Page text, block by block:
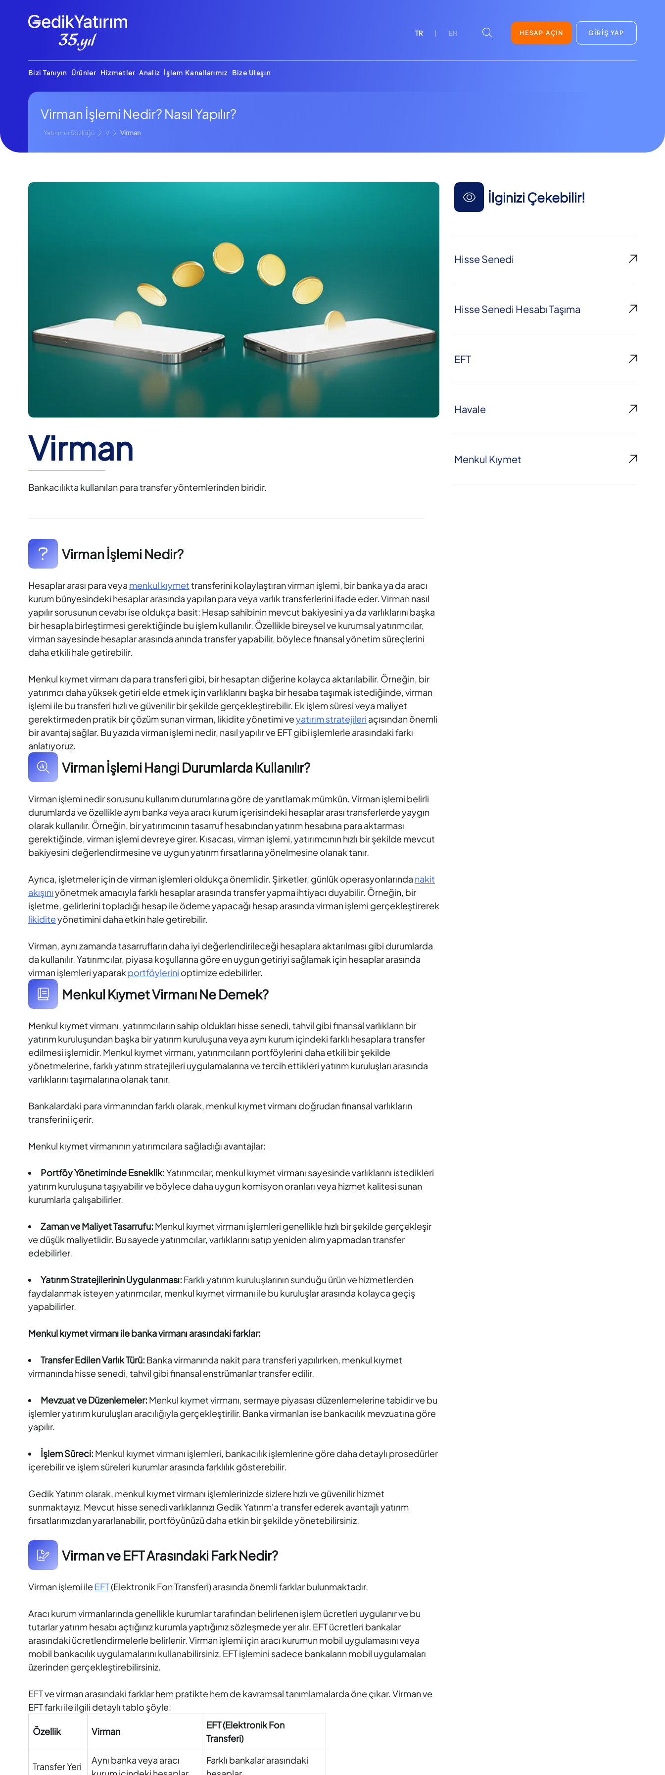
TR EN HESAP AÇIN GİRİŞ YAP
Bizi Tanıyın Ürünler Hizmetler Analiz İşlem Kanallarımız Bize Ulaşın
Virman İşlemi Nedir? Nasıl Yapılır?
Yatırımcı Sözlüğü V Virman
Virman
Bankacılıkta kullanılan para transfer yöntemlerinden biridir.
Virman İşlemi Nedir?
Hesaplar arası para veya menkul kıymettransferini kolaylaştıran virman işlemi, bir banka ya da aracı
kurum bünyesindeki hesaplar arasında yapılan para veya varlık transferlerini ifade eder. Virman nasıl
yapılır sorusunun cevabı ise oldukça basit: Hesap sahibinin mevcut bakiyesini ya da varlıklarını başka
bir hesapla birleştirmesi gerektiğinde bu işlem kullanılır. Özellikle bireysel ve kurumsal yatırımcılar,
virman sayesinde hesaplar arasında anında transfer yapabilir, böylece finansal yönetim süreçlerini
daha etkili hale getirebilir.
Menkul kıymet virmanı da para transferi gibi, bir hesaptan diğerine kolayca aktarılabilir. Örneğin, bir
yatırımcı daha yüksek getiri elde etmek için varlıklarını başka bir hesaba taşımak istediğinde, virman
işlemi ile bu transferi hızlı ve güvenilir bir şekilde gerçekleştirebilir. Ek işlem süresi veya maliyet
gerektirmeden pratik bir çözüm sunan virman, likidite yönetimi veyatırım stratejileri açısından önemli
bir avantaj sağlar. Bu yazıda virman işlemi nedir, nasıl yapılır ve EFT gibi işlemlerle arasındaki farkı
anlatıyoruz.
Virman İşlemi Hangi Durumlarda Kullanılır?
Virman işlemi nedir sorusunu kullanım durumlarına göre de yanıtlamak mümkün. Virman işlemi belirli
durumlarda ve özellikle aynı banka veya aracı kurum içerisindeki hesaplar arası transferlerde yaygın
olarak kullanılır. Örneğin, bir yatırımcının tasarruf hesabından yatırım hesabına para aktarması
gerektiğinde, virman işlemi devreye girer. Kısacası, virman işlemi, yatırımcının hızlı bir şekilde mevcut
bakiyesini değerlendirmesine ve uygun yatırım fırsatlarına yönelmesine olanak tanır.
Ayrıca, işletmeler için de virman işlemleri oldukça önemlidir. Şirketler, günlük operasyonlarında nakit
akışınıyönetmek amacıyla farklı hesaplar arasında transfer yapma ihtiyacı duyabilir. Örneğin, bir
işletme, gelirlerini topladığı hesap ile ödeme yapacağı hesap arasında virman işlemi gerçekleştirerek
likiditeyönetimini daha etkin hale getirebilir.
Virman, aynı zamanda tasarrufların daha iyi değerlendirileceği hesaplara aktarılması gibi durumlarda
da kullanılır. Yatırımcılar, piyasa koşullarına göre en uygun getiriyi sağlamak için hesaplar arasında
virman işlemleri yaparak portföylerini optimize edebilirler.
Menkul Kıymet Virmanı Ne Demek?
Menkul kıymet virmanı, yatırımcıların sahip oldukları hisse senedi, tahvil gibi finansal varlıkların bir
yatırım kuruluşundan başka bir yatırım kuruluşuna veya aynı kurum içindeki farklı hesaplara transfer
edilmesi işlemidir. Menkul kıymet virmanı, yatırımcıların portföylerini daha etkili bir şekilde
yönetmelerine, farklı yatırım stratejileri uygulamalarına ve tercih ettikleri yatırım kuruluşları arasında
varlıklarını taşımalarına olanak tanır.
Bankalardaki para virmanından farklı olarak, menkul kıymet virmanı doğrudan finansal varlıkların
transferini içerir.
Menkul kıymet virmanının yatırımcılara sağladığı avantajlar:
Portföy Yönetiminde Esneklik:Yatırımcılar, menkul kıymet virmanı sayesinde varlıklarını istedikleri
yatırım kuruluşuna taşıyabilir ve böylece daha uygun komisyon oranları veya hizmet kalitesi sunan
kurumlarla çalışabilirler.
Zaman ve Maliyet Tasarrufu: Menkul kıymet virmanı işlemleri genellikle hızlı bir şekilde gerçekleşir
ve düşük maliyetlidir. Bu sayede yatırımcılar, varlıklarını satıp yeniden alım yapmadan transfer
edebilirler.
Yatırım Stratejilerinin Uygulanması: Farklı yatırım kuruluşlarının sunduğu ürün ve hizmetlerden
faydalanmak isteyen yatırımcılar, menkul kıymet virmanı ile bu kuruluşlar arasında kolayca geçiş
yapabilirler.
Menkul kıymet virmanı ile banka virmanı arasındaki farklar:
Transfer Edilen Varlık Türü: Banka virmanında nakit para transferi yapılırken, menkul kıymet
virmanında hisse senedi, tahvil gibi finansal enstrümanlar transfer edilir.
Mevzuat ve Düzenlemeler: Menkul kıymet virmanı, sermaye piyasası düzenlemelerine tabidir ve bu
işlemler yatırım kuruluşları aracılığıyla gerçekleştirilir. Banka virmanları ise bankacılık mevzuatına göre
yapılır.
İşlem Süreci: Menkul kıymet virmanı işlemleri, bankacılık işlemlerine göre daha detaylı prosedürler
içerebilir ve işlem süreleri kurumlar arasında farklılık gösterebilir.
Gedik Yatırım olarak, menkul kıymet virmanı işlemlerinizde sizlere hızlı ve güvenilir hizmet
sunmaktayız. Mevcut hisse senedi varlıklarınızı Gedik Yatırım'a transfer ederek avantajlı yatırım
fırsatlarımızdan yararlanabilir, portföyünüzü daha etkin bir şekilde yönetebilirsiniz.
Virman ve EFT Arasındaki Fark Nedir?
Virman işlemi ile EFT(Elektronik Fon Transferi) arasında önemli farklar bulunmaktadır.
Aracı kurum virmanlarında genellikle kurumlar tarafından belirlenen işlem ücretleri uygulanır ve bu
tutarlar yatırım hesabı açtığınız kurumla yaptığınız sözleşmede yer alır. EFT ücretleri bankalar
arasındaki ücretlendirmelerle belirlenir. Virman işlemi için aracı kurumun mobil uygulamasını veya
mobil bankacılık uygulamalarını kullanabilirsiniz. EFT işlemini sadece bankaların mobil uygulamaları
üzerinden gerçekleştirebilirsiniz.
EFT ve virman arasındaki farklar hem pratikte hem de kavramsal tanımlamalarda öne çıkar. Virman ve
EFT farkı ile ilgili detaylı tablo şöyle:
Özellik Virman
EFT (Elektronik Fon
Transferi)
Transfer Yeri
Aynı banka veya aracı
Farklı bankalar arasındaki
İlginizi Çekebilir!
Hisse Senedi
Hisse Senedi Hesabı Taşıma
EFT
Havale
Menkul Kıymet